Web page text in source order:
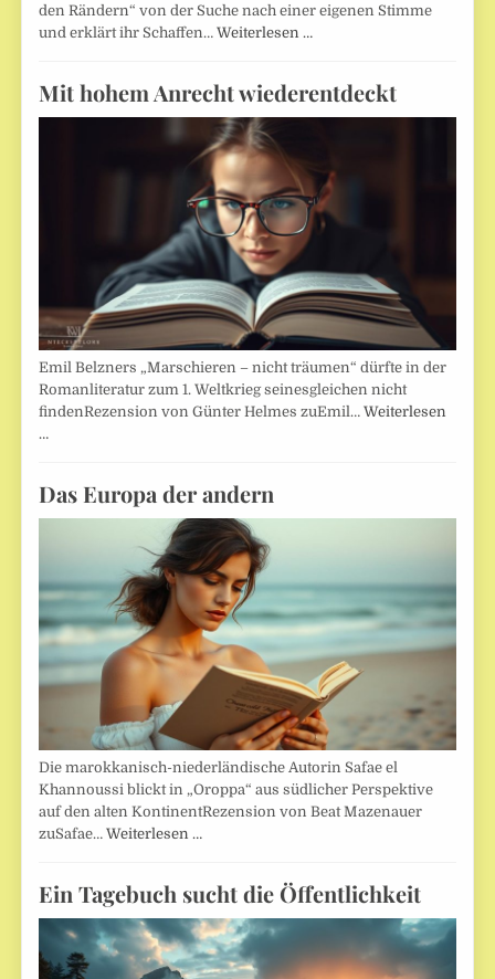
den Rändern“ von der Suche nach einer eigenen Stimme
und erklärt ihr Schaffen…Weiterlesen …
Mit hohem Anrecht wiederentdeckt
Emil Belzners „Marschieren – nicht träumen“ dürfte in der
Romanliteratur zum 1. Weltkrieg seinesgleichen nicht
findenRezension von Günter Helmes zuEmil…Weiterlesen
…
Das Europa der andern
Die marokkanisch-niederländische Autorin Safae el
Khannoussi blickt in „Oroppa“ aus südlicher Perspektive
auf den alten KontinentRezension von Beat Mazenauer
zuSafae…Weiterlesen …
Ein Tagebuch sucht die Öffentlichkeit